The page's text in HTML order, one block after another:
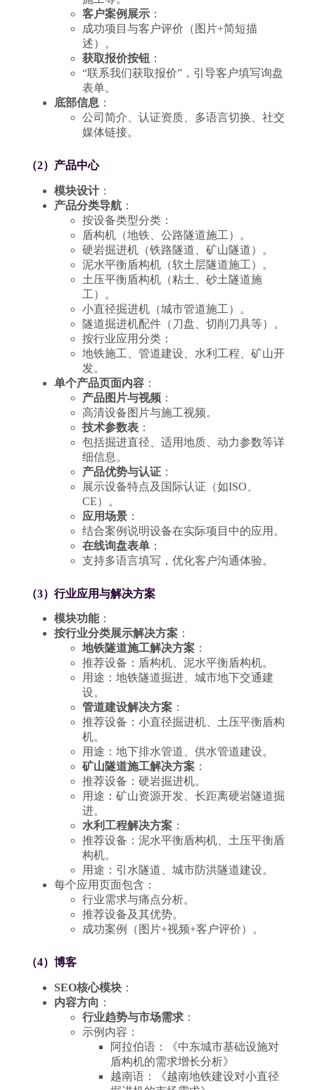
客户案例展示：
成功项目与客户评价（图片+简短描
述）。
获取报价按钮 ：
“联系我们获取报价”，引导客户填写询盘
表单。
底部信息 ：
公司简介、认证资质、多语言切换、社交
媒体链接。
（2）产品中心
模块设计：
产品分类导航：
按设备类型分类：
盾构机（地铁、公路隧道施工）。
硬岩掘进机（铁路隧道、矿山隧道）。
泥水平衡盾构机（软土层隧道施工）。
土压平衡盾构机（粘土、砂土隧道施
工）。
小直径掘进机（城市管道施工）。
隧道掘进机配件（刀盘、切削刀具等）。
按行业应用分类：
地铁施工、管道建设、水利工程、矿山开
发。
单个产品页面内容：
产品图片与视频：
高清设备图片与施工视频。
技术参数表：
包括掘进直径、适用地质、动力参数等详
细信息。
产品优势与认证：
展示设备特点及国际认证（如ISO、
CE）。
应用场景：
结合案例说明设备在实际项目中的应用。
在线询盘表单：
支持多语言填写，优化客户沟通体验。
（3）行业应用与解决方案
模块功能：
按行业分类展示解决方案：
地铁隧道施工解决方案：
推荐设备：盾构机、泥水平衡盾构机。
用途：地铁隧道掘进、城市地下交通建
设。
管道建设解决方案：
推荐设备：小直径掘进机、土压平衡盾构
机。
用途：地下排水管道、供水管道建设。
矿山隧道施工解决方案：
推荐设备：硬岩掘进机。
用途：矿山资源开发、长距离硬岩隧道掘
进。
水利工程解决方案：
推荐设备：泥水平衡盾构机、土压平衡盾
构机。
用途：引水隧道、城市防洪隧道建设。
每个应用页面包含：
行业需求与痛点分析。
推荐设备及其优势。
成功案例（图片+视频+客户评价）。
（4）博客
SEO核心模块：
内容方向 ：
行业趋势与市场需求：
示例内容：
阿拉伯语：《中东城市基础设施对
盾构机的需求增长分析》
越南语：《越南地铁建设对小直径